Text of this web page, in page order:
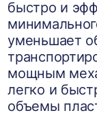
быстро и
уменьшает
мощным
легко и
объемы